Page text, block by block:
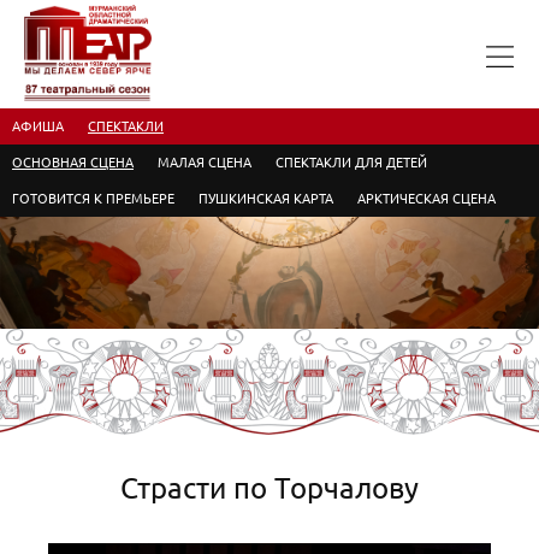
АФИША СПЕКТАКЛИ
ОСНОВНАЯ СЦЕНА МАЛАЯ СЦЕНА СПЕКТАКЛИ ДЛЯ ДЕТЕЙ
ГОТОВИТСЯ К ПРЕМЬЕРЕ ПУШКИНСКАЯ КАРТА АРКТИЧЕСКАЯ СЦЕНА
Страсти по Торчалову